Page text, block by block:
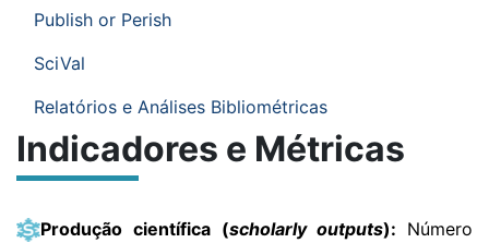
Publish or Perish
SciVal
Relatórios e Análises Bibliométricas
Indicadores e Métricas
Produção científica (scholarly outputs): Número